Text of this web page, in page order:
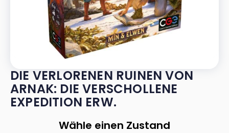
DIE VERLORENEN RUINEN VON
ARNAK: DIE VERSCHOLLENE
EXPEDITION ERW.
Wähle einen Zustand